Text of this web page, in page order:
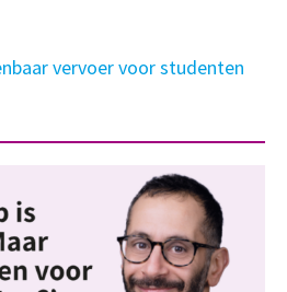
vervoer voor studenten